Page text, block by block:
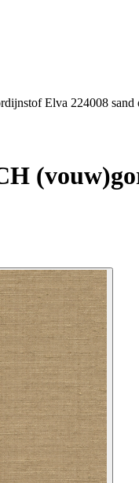
Elva 224008 sand